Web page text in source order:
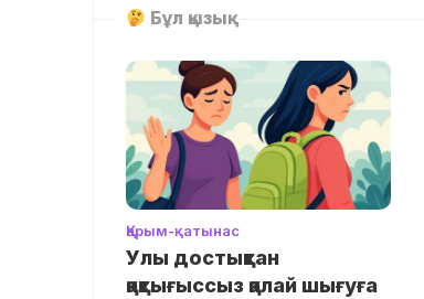
Бұл қызық
Қарым-қатынас
Улы достықтан
қақтығыссыз қалай шығуға